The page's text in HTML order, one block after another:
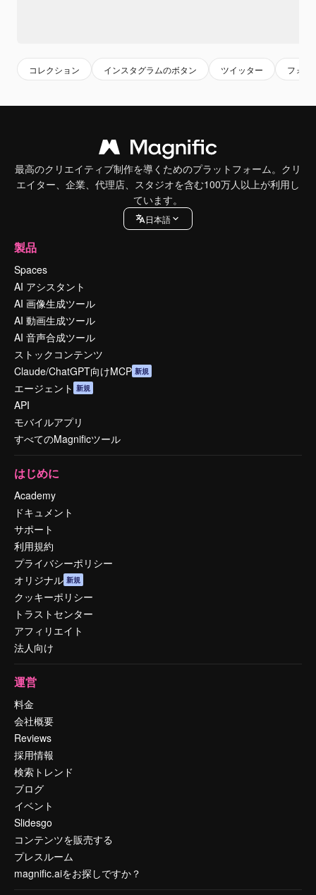
コレクション インスタグラムのボタン ツイッター フォロ
最高のクリエイティブ制作を導くためのプラットフォーム。クリ
エイター、企業、代理店、スタジオを含む100万人以上が利用し
ています。
日本語
製品
Spaces
AI アシスタント
AI 画像生成ツール
AI 動画生成ツール
AI 音声合成ツール
ストックコンテンツ
Claude/ChatGPT向けMCP 新規
エージェント 新規
API
モバイルアプリ
すべてのMagnificツール
はじめに
Academy
ドキュメント
サポート
利用規約
プライバシーポリシー
オリジナル 新規
クッキーポリシー
トラストセンター
アフィリエイト
法人向け
運営
料金
会社概要
Reviews
採用情報
検索トレンド
ブログ
イベント
Slidesgo
コンテンツを販売する
プレスルーム
magnific.aiをお探しですか？